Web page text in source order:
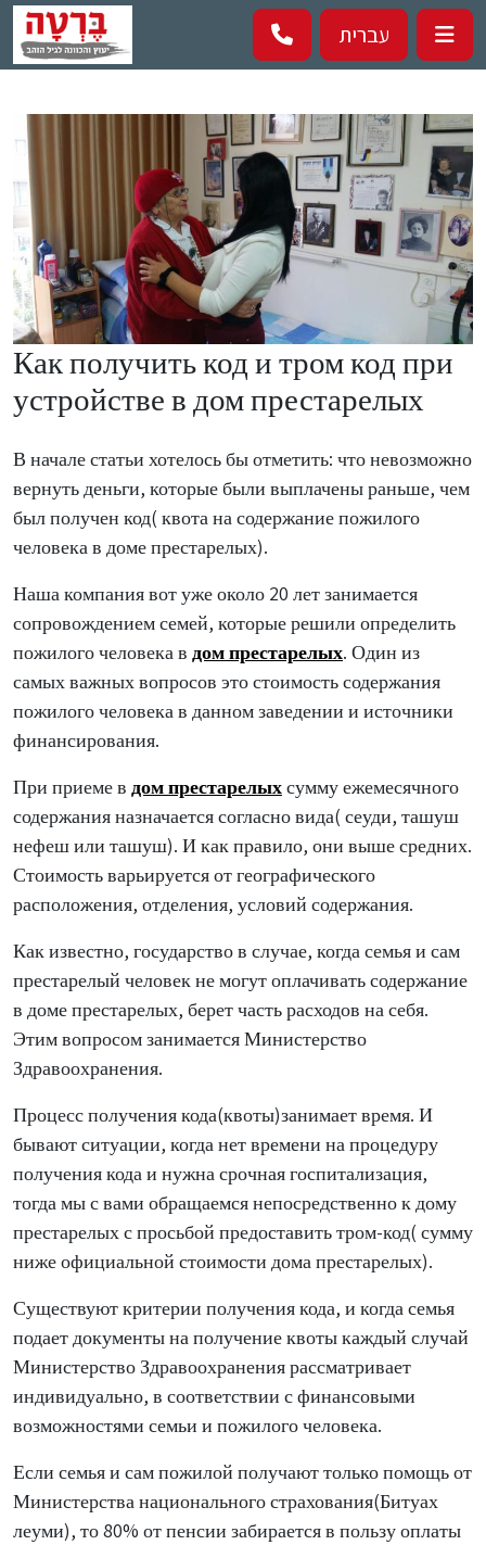
Перейти к основному содержанию
עברית
Как получить код и тром код при
устройстве в дом престарелых
В начале статьи хотелось бы отметить: что невозможно
вернуть деньги, которые были выплачены раньше, чем
был получен код( квота на содержание пожилого
человека в доме престарелых).
Наша компания вот уже около 20 лет занимается
сопровождением семей, которые решили определить
пожилого человека в дом престарелых. Один из
самых важных вопросов это стоимость содержания
пожилого человека в данном заведении и источники
финансирования.
При приеме в дом престарелыхсумму ежемесячного
содержания назначается согласно вида( сеуди, ташуш
нефеш или ташуш). И как правило, они выше средних.
Стоимость варьируется от географического
расположения, отделения, условий содержания.
Как известно, государство в случае, когда семья и сам
престарелый человек не могут оплачивать содержание
в доме престарелых, берет часть расходов на себя.
Этим вопросом занимается Министерство
Здравоохранения.
Процесс получения кода(квоты)занимает время. И
бывают ситуации, когда нет времени на процедуру
получения кода и нужна срочная госпитализация,
тогда мы с вами обращаемся непосредственно к дому
престарелых с просьбой предоставить тром-код( сумму
ниже официальной стоимости дома престарелых).
Существуют критерии получения кода, и когда семья
подает документы на получение квоты каждый случай
Министерство Здравоохранения рассматривает
индивидуально, в соответствии с финансовыми
возможностями семьи и пожилого человека.
Если семья и сам пожилой получают только помощь от
Министерства национального страхования(Битуах
леуми), то 80% от пенсии забирается в пользу оплаты